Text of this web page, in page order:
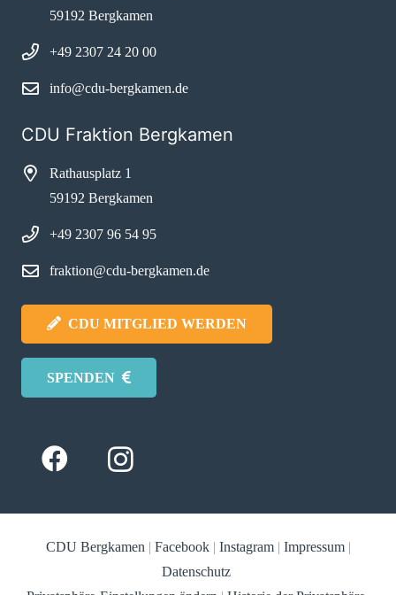
59192 Bergkamen
+49 2307 24 20 00
info@cdu-bergkamen.de
CDU Fraktion Bergkamen
Rathausplatz 1
59192 Bergkamen
+49 2307 96 54 95
fraktion@cdu-bergkamen.de
CDU MITGLIED WERDEN
SPENDEN
CDU Bergkamen | Facebook| Instagram| Impressum|
Datenschutz